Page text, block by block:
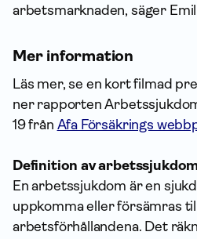
arbetsmarknaden, säger
Mer information
Läs mer, se en kort filmad
ner rapporten
19 från Afa Försäkrings
Definition av
En arbetssjukdom är en
uppkomma eller försämras
arbetsförhållandena. Det